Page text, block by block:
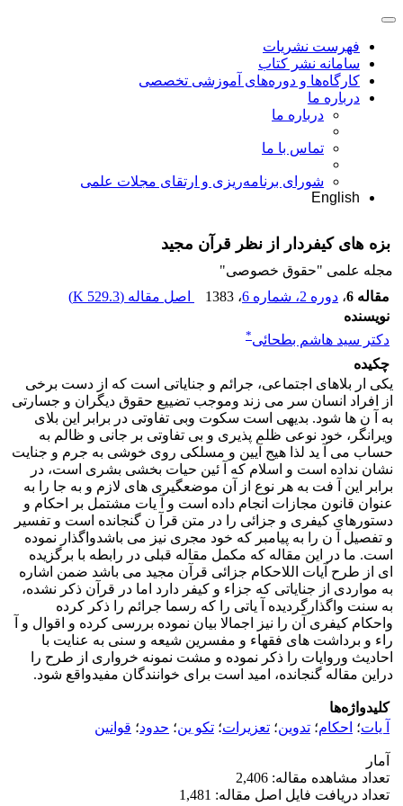
فهرست نشریات
سامانه نشر کتاب
کارگاه‌ها و دوره‌های آموزشی تخصصی
درباره ما
درباره ما
تماس با ما
شورای برنامه‌ریزی و ارتقای مجلات علمی
English
بزه های کیفردار از نظر قرآن مجید
مجله علمی "حقوق خصوصی"
مقاله 6
، دوره 2، شماره 6 ، 1383 اصل مقاله (529.3 K
)
نویسنده
دکتر سید هاشم بطحائی*
چکیده
یکی ار بلاهای اجتماعی، جرائم و جنایاتی است که از دست برخی
از افراد انسان سر می زند وموجب تضییع حقوق دیگران و جسارتی
به آ ن ها شود. بدیهی است سکوت وبی تفاوتی در برابر این بلای
ویرانگر، خود نوعی ظلم پذیری و بی تفاوتی بر جانی و ظالم به
حساب می آ ید لذا هیج آیین و مسلکی روی خوشی به جرم و جنایت
نشان نداده است و اسلام که آ ئین حیات بخشی بشری است، در
برابر این آ فت به هر نوع از آن موضعگیری های لازم و به جا را به
عنوان قانون مجازات انجام داده است و آ یات مشتمل بر احکام و
دستورهای کیفری و جزائی را در متن قرآ ن گنجانده است و تفسیر
و تفصیل آ ن را به پیامبر که خود مجری نیز می باشدواگذار نموده
است. ما در این مقاله که مکمل مقاله قبلی در رابطه با برگزیده
ای از طرح آیات اللاحکام جزائی قرآن مجید می باشد ضمن اشاره
به مواردی از جنایاتی که جزاء و کیفر دارد اما در قرآن ذکر نشده،
به سنت واگذارگردیده آ یاتی را که رسما جرائم را ذکر کرده
واحکام کیفری آن را نیز اجمالا بیان نموده بررسی کرده و اقوال و آ
راء و برداشت های فقهاء و مفسرین شیعه و سنی به عنایت با
احادیث وروایات را ذکر نموده و مشت نمونه خرواری از طرح را
دراین مقاله گنجانده، امید است برای خوانندگان مفیدواقع شود.
کلیدواژه‌ها
آ یات؛ احکام؛ تدوین؛ تعزیرات؛ تکو ین؛ حدود؛ قوانین
آمار
تعداد مشاهده مقاله: 2,406
تعداد دریافت فایل اصل مقاله: 1,481